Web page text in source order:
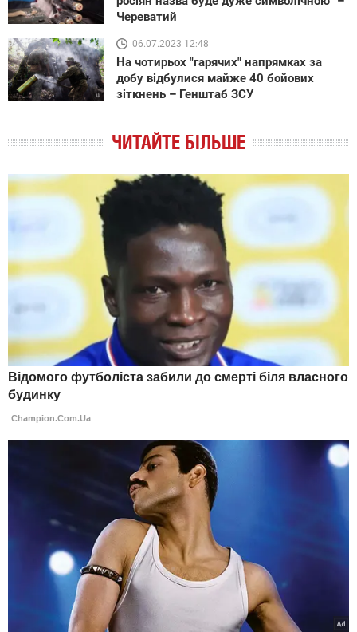
Череватий
06.07.2023 12:48
На чотирьох "гарячих" напрямках за
добу відбулися майже 40 бойових
зіткнень – Генштаб ЗСУ
ЧИТАЙТЕ БІЛЬШЕ